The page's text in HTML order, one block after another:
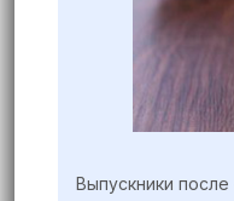
Выпускники